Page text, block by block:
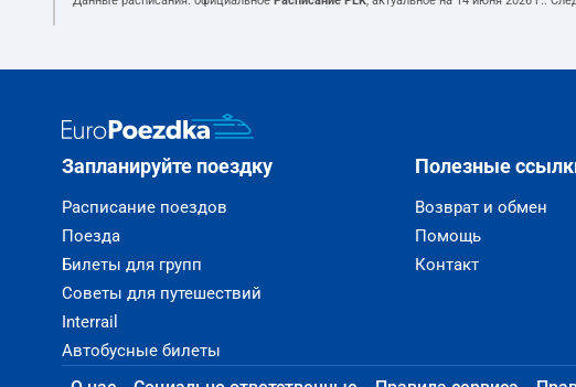
Запланируйте поездку
Расписание поездов
Поезда
Билеты для групп
Советы для путешествий
Interrail
Автобусные билеты
Полезные
Возврат и обмен
Помощь
Контакт